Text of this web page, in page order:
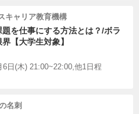
キャリア教育機構
題を仕事にする方法とは？/ボラ
【大学生対象】
6日(木) 21:00~22:00,他1日程
名刺